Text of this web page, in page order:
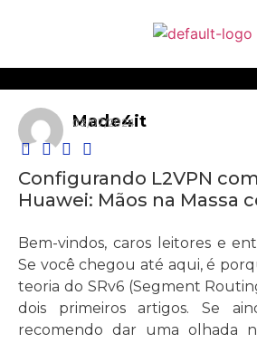
Made4it
03/07/2024
Configurando L2VPN
Huawei: Mãos na Massa
Bem-vindos, caros leitores e
Se você chegou até aqui, é
teoria do SRv6 (Segment
dois primeiros artigos. Se
recomendo dar uma olhada